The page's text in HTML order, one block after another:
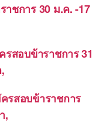
ชการ 30 ม.ค. -17
รสอบข้าราชการ 31
รสอบข้าราชการ
,